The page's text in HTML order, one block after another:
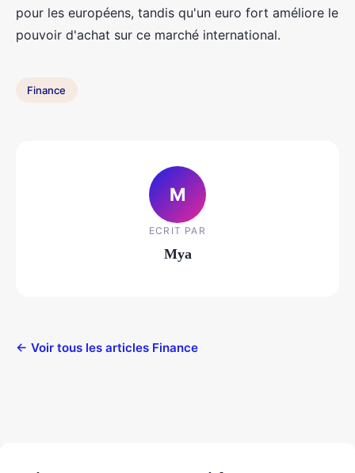
pour les européens, tandis qu'un euro fort améliore le
pouvoir d'achat sur ce marché international.
Finance
M
ECRIT PAR
Mya
← Voir tous les articles Finance